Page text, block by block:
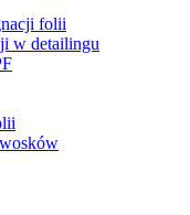
folii
w detailingu